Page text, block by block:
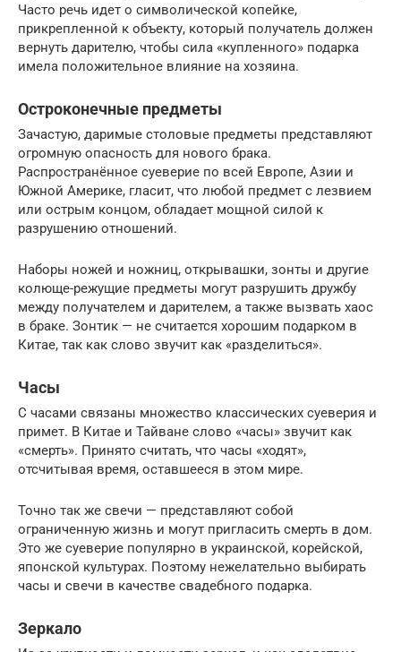
Часто речь идет о символической копейке,
прикрепленной к объекту, который получатель должен
вернуть дарителю, чтобы сила «купленного» подарка
имела положительное влияние на хозяина.
Остроконечные предметы
Зачастую, даримые столовые предметы представляют
огромную опасность для нового брака.
Распространённое суеверие по всей Европе, Азии и
Южной Америке, гласит, что любой предмет с лезвием
или острым концом, обладает мощной силой к
разрушению отношений.
Наборы ножей и ножниц, открывашки, зонты и другие
колюще-режущие предметы могут разрушить дружбу
между получателем и дарителем, а также вызвать хаос
в браке. Зонтик — не считается хорошим подарком в
Китае, так как слово звучит как «разделиться».
Часы
С часами связаны множество классических суеверия и
примет. В Китае и Тайване слово «часы» звучит как
«смерть». Принято считать, что часы «ходят»,
отсчитывая время, оставшееся в этом мире.
Точно так же свечи — представляют собой
ограниченную жизнь и могут пригласить смерть в дом.
Это же суеверие популярно в украинской, корейской,
японской культурах. Поэтому нежелательно выбирать
часы и свечи в качестве свадебного подарка.
Зеркало